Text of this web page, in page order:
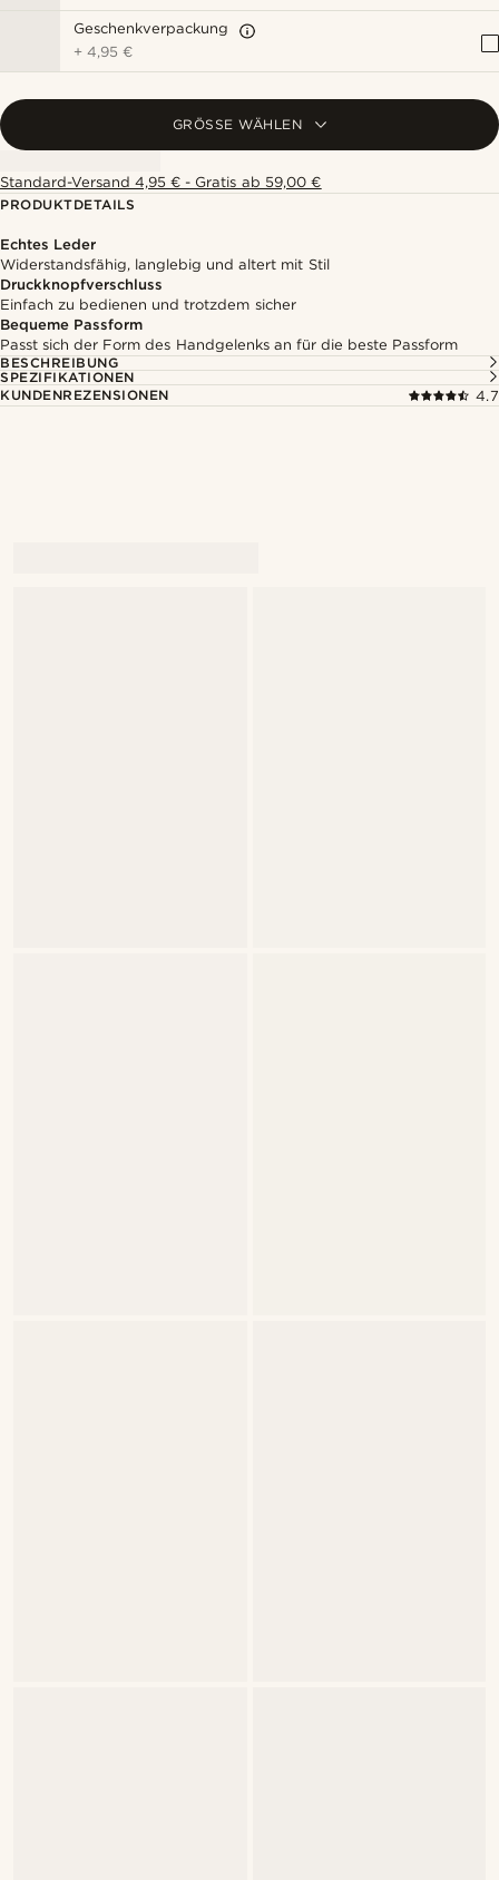
Geschenkverpackung
+4,95 €
GRÖSSE WÄHLEN
Standard-Versand 4,95 € - Gratis ab 59,00 €
PRODUKTDETAILS
Echtes Leder
Widerstandsfähig, langlebig und altert mit Stil
Druckknopfverschluss
Einfach zu bedienen und trotzdem sicher
Bequeme Passform
Passt sich der Form des Handgelenks an für die beste Passform
BESCHREIBUNG
SPEZIFIKATIONEN
KUNDENREZENSIONEN
4.7